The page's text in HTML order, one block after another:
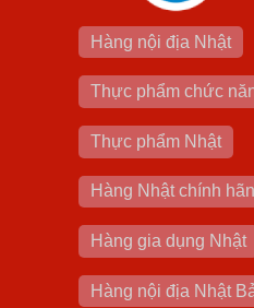
Hàng nội địa Nhật
Thực phẩm chức
Thực phẩm Nhật
Hàng Nhật chính
Hàng gia dụng Nhật
Hàng nội địa Nhật